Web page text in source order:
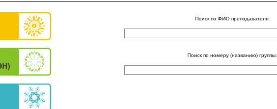
Поиск по ФИО преподавателя:
Поиск по номеру (названию) группы: